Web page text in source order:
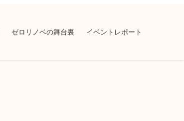
ゼロリノベの舞台裏 イベントレポート